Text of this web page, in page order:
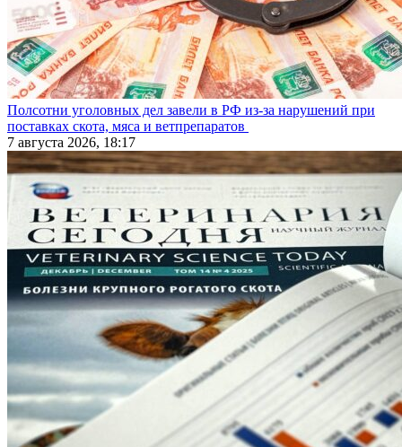
Полсотни уголовных дел завели в РФ из-за нарушений при
поставках скота, мяса и ветпрепаратов
7 августа 2026, 18:17